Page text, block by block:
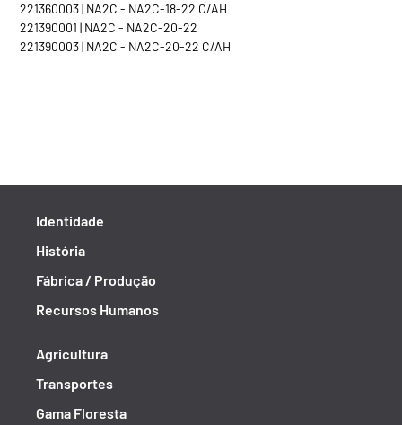
221360003 | NA2C - NA2C-18-22 C/AH
221390001 | NA2C - NA2C-20-22
221390003 | NA2C - NA2C-20-22 C/AH
Identidade
História
Fábrica / Produção
Recursos Humanos
Agricultura
Transportes
Gama Floresta